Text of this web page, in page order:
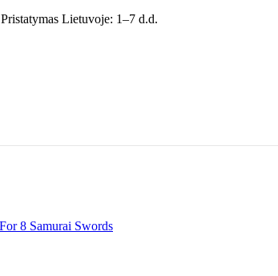
Pristatymas Lietuvoje: 1–7 d.d.